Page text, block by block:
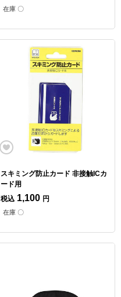
在庫 〇
スキミング防止カード 非接触ICカ
ード用
税込 1,100 円
在庫 〇